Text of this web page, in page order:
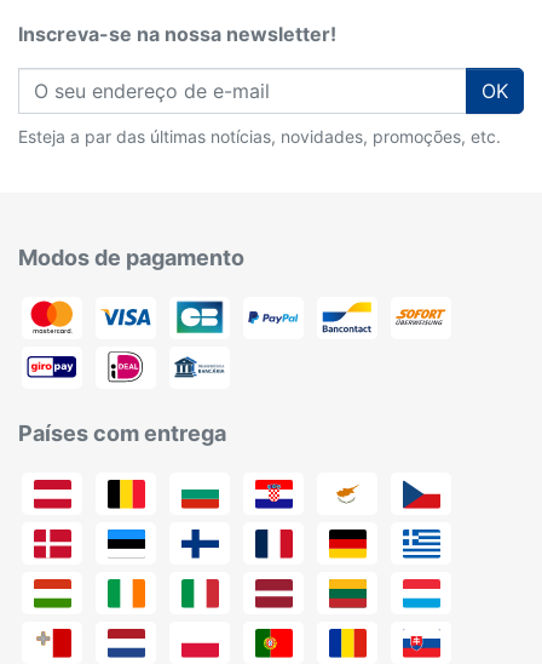
Inscreva-se na nossa newsletter!
OK
Esteja a par das últimas notícias, novidades, promoções, etc.
Modos de pagamento
Países com entrega